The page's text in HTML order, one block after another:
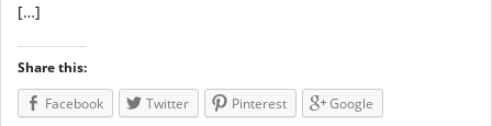
[…]
Share this:
Facebook
Twitter Pinterest Google